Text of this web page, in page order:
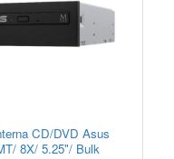
CD/DVD Asus
8X/ 5.25"/ Bulk